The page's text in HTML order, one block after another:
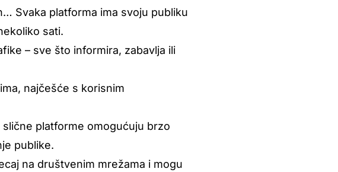
Svaka platforma ima svoju publiku
sati.
– sve što informira, zabavlja ili
najčešće s korisnim
platforme omogućuju brzo
publike.
na društvenim mrežama i mogu